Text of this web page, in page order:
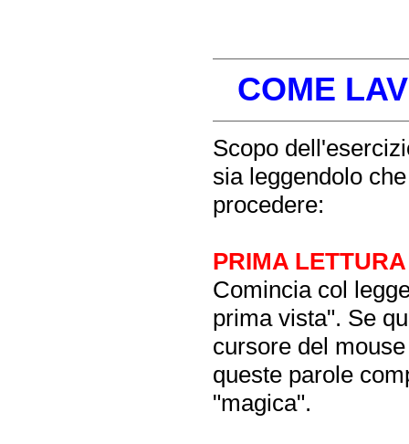
COME
Scopo
sia leggendolo
procedere:
PRIMA LETTURA
Comincia col
prima vista". Se
cursore del
queste parole
"magica".